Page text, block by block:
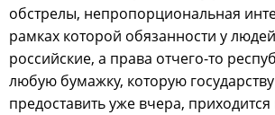
обстрелы, непропорциональная
рамках которой обязанности у
российские, а права отчего-то
любую бумажку, которую
предоставить уже вчера, приходится